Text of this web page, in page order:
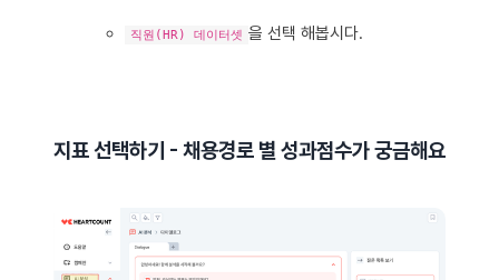
직원(HR) 데이터셋 을 선택 해봅시다.
지표 선택하기 - 채용경로 별 성과점수가 궁금해요